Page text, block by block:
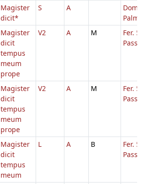
Magister
dicit*
S A
Dom.
Magister
dicit
tempus
meum
prope
V2 A M
Fer. 5
Magister
dicit
tempus
meum
prope
V2 A M
Fer. 5
Magister
dicit
tempus
meum
L A B
Fer. 5